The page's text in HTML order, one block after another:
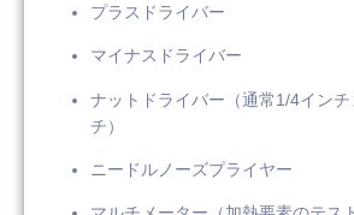
プラスドライバー
マイナスドライバー
ナットドライバー（通常1/4イン
チ）
ニードルノーズプライヤー